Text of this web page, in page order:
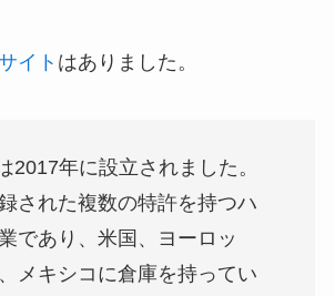
イト はありました。
2017年に設立されました。
された複数の特許を持つハ
であり、米国、ヨーロッ
メキシコに倉庫を持ってい